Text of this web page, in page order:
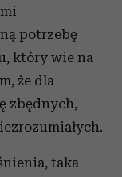
potrzebę
który wie na
że dla
zbędnych,
taka